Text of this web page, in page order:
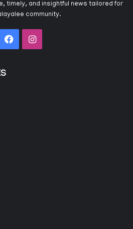
timely, and insightful news tailored for
community.
FacebookInstagram